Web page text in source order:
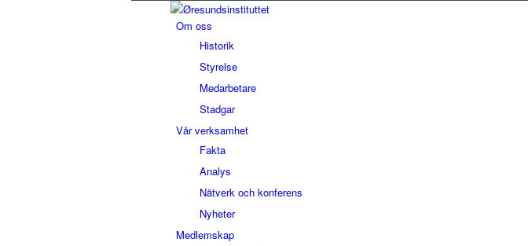
Om oss
Historik
Styrelse
Medarbetare
Stadgar
Vår verksamhet
Fakta
Analys
Nätverk och konferens
Nyheter
Medlemskap